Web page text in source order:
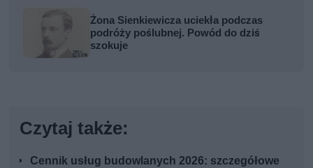
Żona Sienkiewicza uciekła podczas
podróży poślubnej. Powód do dziś
szokuje
Czytaj także:
Cennik usług budowlanych 2026: szczegółowe